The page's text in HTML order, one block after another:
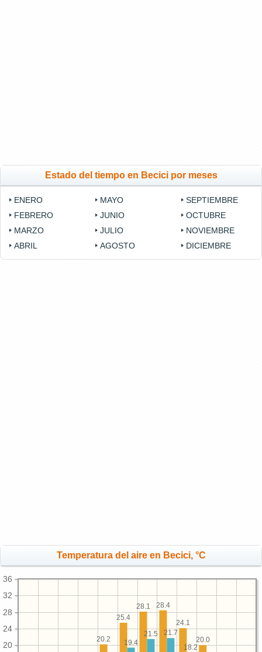
Estado del tiempo en Becici por meses
ENERO
FEBRERO
MARZO
ABRIL
MAYO
JUNIO
JULIO
AGOSTO
SEPTIEMBRE
OCTUBRE
NOVIEMBRE
DICIEMBRE
Temperatura del aire en Becici, °C
20
24
28
32
36
20.0
24.1
28.4
28.1
25.4
20.2
18.2
21.7
21.5
19.4